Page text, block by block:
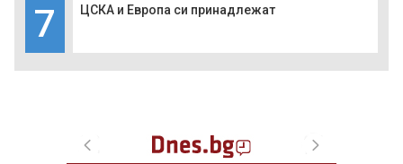
7 ЦСКА и Европа си принадлежат